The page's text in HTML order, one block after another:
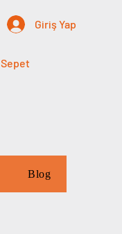
Giriş Yap
Sepet
Blog